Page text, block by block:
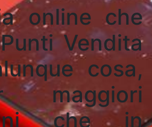
online che
Vendita
cosa,
che in